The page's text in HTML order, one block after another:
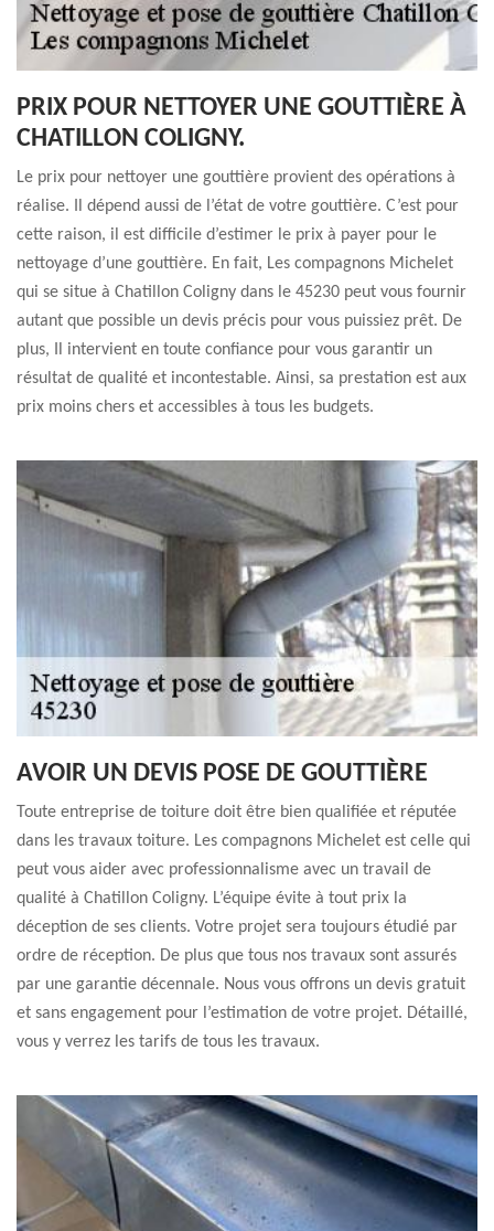
PRIX POUR NETTOYER UNE GOUTTIÈRE À
CHATILLON COLIGNY.
Le prix pour nettoyer une gouttière provient des opérations à
réalise. Il dépend aussi de l’état de votre gouttière. C’est pour
cette raison, il est difficile d’estimer le prix à payer pour le
nettoyage d’une gouttière. En fait, Les compagnons Michelet
qui se situe à Chatillon Coligny dans le 45230 peut vous fournir
autant que possible un devis précis pour vous puissiez prêt. De
plus, Il intervient en toute confiance pour vous garantir un
résultat de qualité et incontestable. Ainsi, sa prestation est aux
prix moins chers et accessibles à tous les budgets.
AVOIR UN DEVIS POSE DE GOUTTIÈRE
Toute entreprise de toiture doit être bien qualifiée et réputée
dans les travaux toiture. Les compagnons Michelet est celle qui
peut vous aider avec professionnalisme avec un travail de
qualité à Chatillon Coligny. L’équipe évite à tout prix la
déception de ses clients. Votre projet sera toujours étudié par
ordre de réception. De plus que tous nos travaux sont assurés
par une garantie décennale. Nous vous offrons un devis gratuit
et sans engagement pour l’estimation de votre projet. Détaillé,
vous y verrez les tarifs de tous les travaux.